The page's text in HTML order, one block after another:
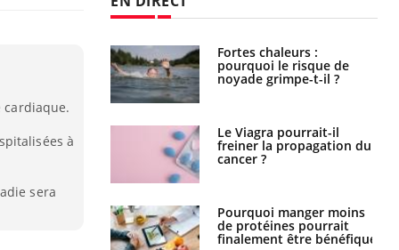
cardiaque.
à
sera
propagation du
Grossesse et chaleur : ce
que dit la science
Le smartphone nuit-il à
l'apprentissage de la
lecture ?
Mordue par une tique en
vacances, elle reste dans
le coma pendant 42 jours